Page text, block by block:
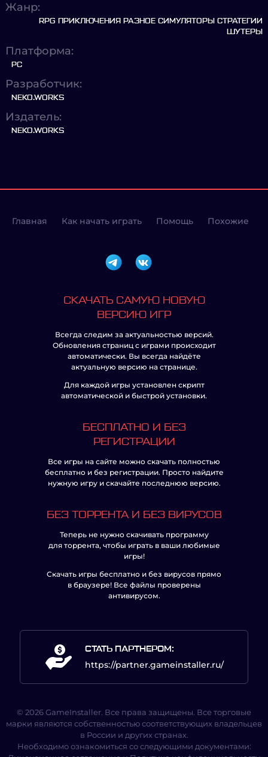
Жанр:
RPG ПРИКЛЮЧЕНИЯ РАЗНОЕ СИМУЛЯТОРЫ СТРАТЕГИИ
ШУТЕРЫ
Платформа:
PC
Разработчик:
NEKO.WORKS
Издатель:
NEKO.WORKS
Главная Как начать играть Помощь Похожие
СКАЧАТЬ САМУЮ НОВУЮ
ВЕРСИЮ ИГР
Всегда следим за актуальностью версий.
Обновления страниц с играми происходит
автоматически. Вы всегда найдёте
актуальную версию на странице.
Для каждой игры установлен скрипт
автоматической и быстрой установки.
БЕСПЛАТНО И БЕЗ
РЕГИСТРАЦИИ
Все игры на сайте можно скачать полностью
бесплатно и без регистрации. Просто найдите
нужную игру и скачайте последнюю версию.
БЕЗ ТОРРЕНТА И БЕЗ ВИРУСОВ
Теперь не нужно скачивать программу
для торрента, чтобы играть в ваши любимые
игры!
Скачать игры бесплатно и без вирусов прямо
в браузере! Все файлы проверены
антивирусом.
СТАТЬ ПАРТНЕРОМ:
https://partner.gameinstaller.ru/
© 2026 GameInstaller. Все права защищены. Все торговые
марки являются собственностью соответствующих владельцев
в России и других странах.
Необходимо ознакомиться со следующими документами: